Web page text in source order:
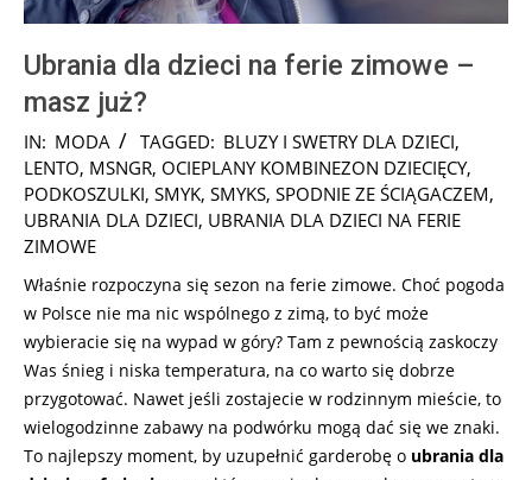
Ubrania dla dzieci na ferie zimowe –
masz już?
2024-
12-
10
IN: MODA TAGGED: BLUZY I SWETRY DLA DZIECI,
LENTO, MSNGR, OCIEPLANY KOMBINEZON DZIECIĘCY,
PODKOSZULKI, SMYK, SMYKS, SPODNIE ZE ŚCIĄGACZEM,
UBRANIA DLA DZIECI, UBRANIA DLA DZIECI NA FERIE
ZIMOWE
Właśnie rozpoczyna się sezon na ferie zimowe. Choć pogoda
w Polsce nie ma nic wspólnego z zimą, to być może
wybieracie się na wypad w góry? Tam z pewnością zaskoczy
Was śnieg i niska temperatura, na co warto się dobrze
przygotować. Nawet jeśli zostajecie w rodzinnym mieście, to
wielogodzinne zabawy na podwórku mogą dać się we znaki.
To najlepszy moment, by uzupełnić garderobę o ubrania dla